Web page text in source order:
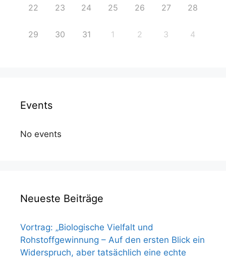
22 23 24 25 26 27 28
29 30 31 1 2 3 4
Events
No events
Neueste Beiträge
Vortrag: „Biologische Vielfalt und
Rohstoffgewinnung – Auf den ersten Blick ein
Widerspruch, aber tatsächlich eine echte